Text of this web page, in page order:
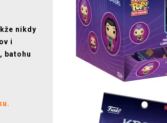
nikdy
i
batohu